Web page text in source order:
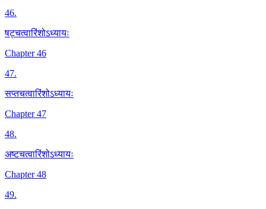
46.
षट्चत्वारिंशोऽध्यायः
Chapter 46
47.
सप्तचत्वारिंशोऽध्यायः
Chapter 47
48.
अष्टचत्वारिंशोऽध्यायः
Chapter 48
49.